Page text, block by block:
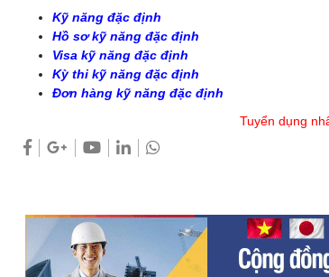
Kỹ năng đặc định
Hồ sơ kỹ năng đặc định
Visa kỹ năng đặc định
Kỳ thi kỹ năng đặc định
Đơn hàng kỹ năng đặc định
Tuyển dụng